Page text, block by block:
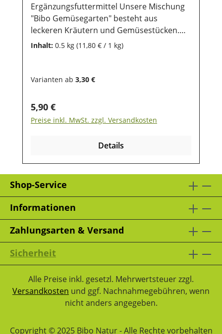
Ergänzungsfuttermittel Unsere Mischung
"Bibo Gemüsegarten" besteht aus
leckeren Kräutern und Gemüsestücken.
Dein Kaninchen, Meerschwein, Hamster,
Zusammensetzung: Birkenblätter, Luzerne,
Spitzwegerich, Petersilienstiele, Tomaten,
Gurken, LöwenzahnLagerung: Damit
unsere Produkte auch nach dem Kauf
trockene und luftdichte
Aufbewahrung wichtig. Ebenso sollten sie
vor direkter Sonneneinstrahlung geschützt
werden, damit die wertvollen Inhaltsstoffe
lange erhalten bleiben.
Inhalt: 0.5 kg (11,80 € / 1 kg)
Varianten ab 3,30 €
Regulärer Preis:
5,90 €
Preise inkl. MwSt. zzgl. Versandkosten
Details
Shop-Service
Informationen
Zahlungsarten & Versand
Sicherheit
Alle Preise inkl. gesetzl. Mehrwertsteuer zzgl.
Versandkosten und ggf. Nachnahmegebühren, wenn
nicht anders angegeben.
Copyright © 2025 Bibo Natur - Alle Rechte vorbehalten